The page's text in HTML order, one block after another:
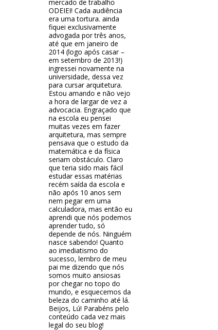
mercado de trabalho
ODEIEI! Cada audiência
era uma tortura. ainda
fiquei exclusivamente
advogada por três anos,
até que em janeiro de
2014 (logo após casar –
em setembro de 2013!)
ingressei novamente na
universidade, dessa vez
para cursar arquitetura.
Estou amando e não vejo
a hora de largar de vez a
advocacia. Engraçado que
na escola eu pensei
muitas vezes em fazer
arquitetura, mas sempre
pensava que o estudo da
matemática e da física
seriam obstáculo. Claro
que teria sido mais fácil
estudar essas matérias
recém saída da escola e
não após 10 anos sem
nem pegar em uma
calculadora, mas então eu
aprendi que nós podemos
aprender tudo, só
depende de nós. Ninguém
nasce sabendo! Quanto
ao imediatismo do
sucesso, lembro de meu
pai me dizendo que nós
somos muito ansiosas
por chegar no topo do
mundo, e esquecemos da
beleza do caminho até lá.
Beijos, Lú! Parabéns pelo
conteúdo cada vez mais
legal do seu blog!